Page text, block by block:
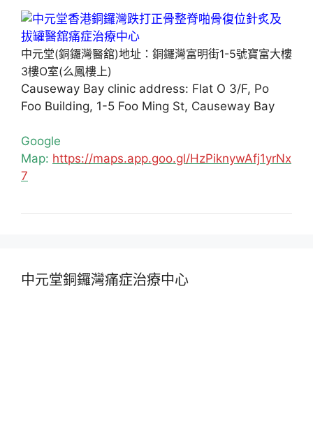
中元堂(銅鑼灣醫舘)地址：銅鑼灣富明街1-5號寶富大樓
3樓O室(么鳳樓上)
Causeway Bay clinic address: Flat O 3/F, Po
Foo Building, 1-5 Foo Ming St, Causeway Bay
Google
Map: https://maps.app.goo.gl/HzPiknywAfj1yrNx
7
中元堂銅鑼灣痛症治療中心